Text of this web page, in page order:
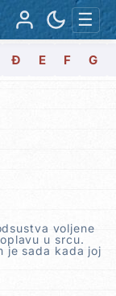
☰
Đ E F G
voljene
u srcu.
je sada kada joj